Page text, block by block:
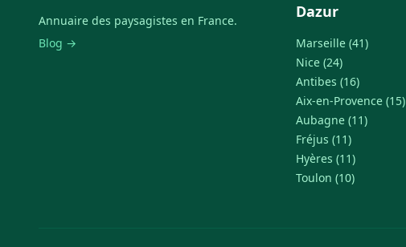
Annuaire des paysagistes en France.
Blog →
Dazur
Marseille (41)
Nice (24)
Antibes (16)
Aix-en-Provence (15)
Aubagne (11)
Fréjus (11)
Hyères (11)
Toulon (10)